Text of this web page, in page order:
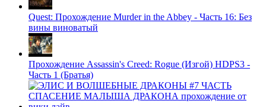
Quest: Прохождение Murder in the Abbey - Часть 16: Без
вины виноватый
Прохождение Assassin's Creed: Rogue (Изгой) HDPS3 -
Часть 1 (Братья)